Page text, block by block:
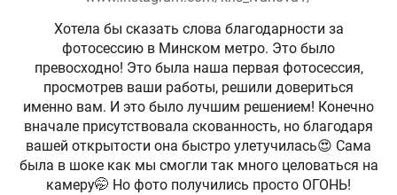
Хотела бы сказать слова благодарности за
фотосессию в Минском метро. Это было
превосходно! Это была наша первая фотосессия,
просмотрев ваши работы, решили довериться
именно вам. И это было лучшим решением! Конечно
вначале присутствовала скованность, но благодаря
вашей открытости она быстро улетучилась😍 Сама
была в шоке как мы смогли так много целоваться на
камеру🤭 Но фото получились просто ОГОНЬ!